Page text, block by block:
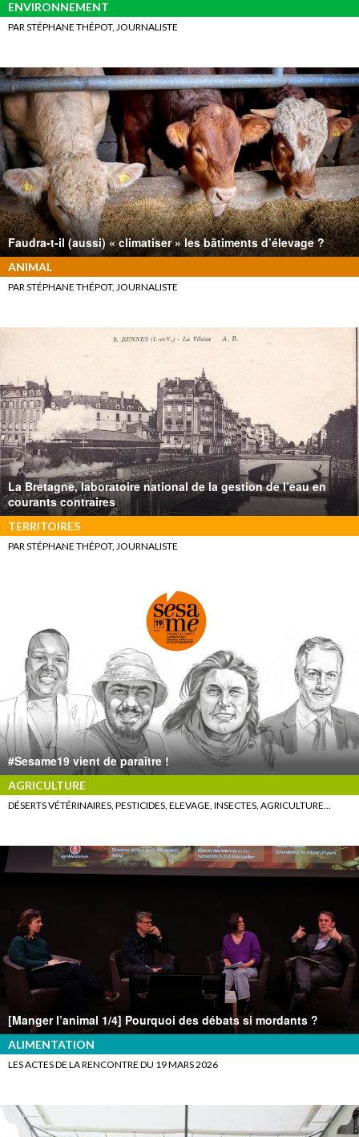
ENVIRONNEMENT
PAR STÉPHANE THÉPOT, JOURNALISTE
Faudra-t-il (aussi) « climatiser » les bâtiments d’élevage ?
ANIMAL
PAR STÉPHANE THÉPOT, JOURNALISTE
La Bretagne, laboratoire national de la gestion de l’eau en
courants contraires
TERRITOIRES
PAR STÉPHANE THÉPOT, JOURNALISTE
#Sesame19 vient de paraître !
AGRICULTURE
DÉSERTS VÉTÉRINAIRES, PESTICIDES, ELEVAGE, INSECTES, AGRICULTURE…
[Manger l’animal 1/4] Pourquoi des débats si mordants ?
ALIMENTATION
LES ACTES DE LA RENCONTRE DU 19 MARS 2026